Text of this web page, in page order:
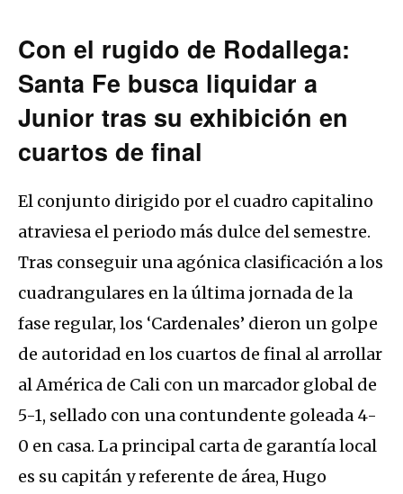
Con el rugido de Rodallega:
Santa Fe busca liquidar a
Junior tras su exhibición en
cuartos de final
El conjunto dirigido por el cuadro capitalino
atraviesa el periodo más dulce del semestre.
Tras conseguir una agónica clasificación a los
cuadrangulares en la última jornada de la
fase regular, los ‘Cardenales’ dieron un golpe
de autoridad en los cuartos de final al arrollar
al América de Cali con un marcador global de
5-1, sellado con una contundente goleada 4-
0 en casa. La principal carta de garantía local
es su capitán y referente de área, Hugo